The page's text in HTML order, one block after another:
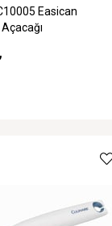
Easican